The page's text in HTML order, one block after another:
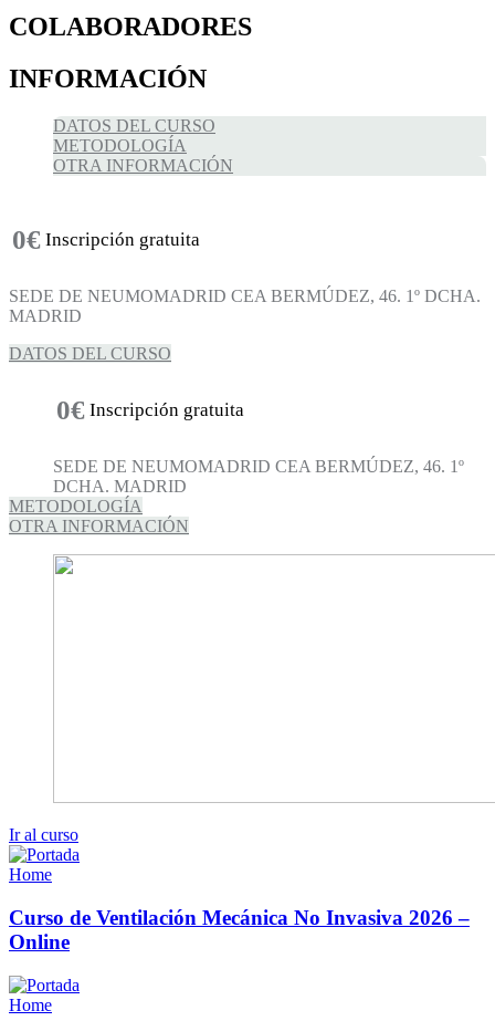
COLABORADORES
INFORMACIÓN
DATOS DEL CURSO
METODOLOGÍA
OTRA INFORMACIÓN
0€ Inscripción gratuita
SEDE DE NEUMOMADRID CEA BERMÚDEZ, 46. 1º DCHA.
MADRID
DATOS DEL CURSO
0€ Inscripción gratuita
SEDE DE NEUMOMADRID CEA BERMÚDEZ, 46. 1º
DCHA. MADRID
METODOLOGÍA
OTRA INFORMACIÓN
Ir al curso
Home
Curso de Ventilación Mecánica No Invasiva 2026 –
Online
Home